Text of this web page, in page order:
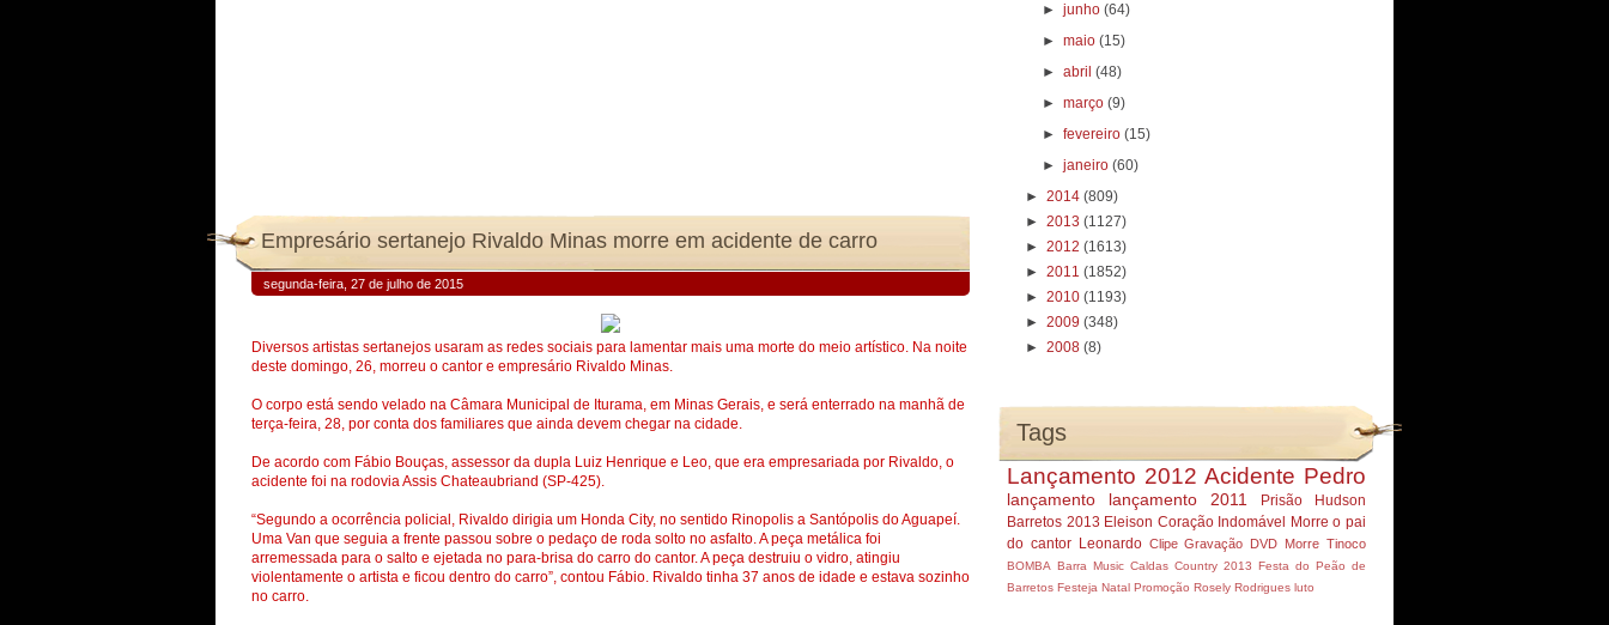
Empresário sertanejo Rivaldo Minas morre em acidente de carro
segunda-feira, 27 de julho de 2015
Diversos artistas sertanejos usaram as redes sociais para lamentar mais uma morte do meio artístico. Na noite
deste domingo, 26, morreu o cantor e empresário Rivaldo Minas.
O corpo está sendo velado na Câmara Municipal de Iturama, em Minas Gerais, e será enterrado na manhã de
terça-feira, 28, por conta dos familiares que ainda devem chegar na cidade.
De acordo com Fábio Bouças, assessor da dupla Luiz Henrique e Leo, que era empresariada por Rivaldo, o
acidente foi na rodovia Assis Chateaubriand (SP-425).
“Segundo a ocorrência policial, Rivaldo dirigia um Honda City, no sentido Rinopolis a Santópolis do Aguapeí.
Uma Van que seguia a frente passou sobre o pedaço de roda solto no asfalto. A peça metálica foi
arremessada para o salto e ejetada no para-brisa do carro do cantor. A peça destruiu o vidro, atingiu
violentamente o artista e ficou dentro do carro”, contou Fábio. Rivaldo tinha 37 anos de idade e estava sozinho
no carro.
►junho(64)
►maio(15)
►abril(48)
►março(9)
►fevereiro(15)
►janeiro(60)
► 2014 (809)
► 2013 (1127)
► 2012 (1613)
► 2011 (1852)
► 2010 (1193)
► 2009 (348)
► 2008 (8)
Tags
Lançamento 2012 Acidente Pedro
lançamento lançamento 2011
Prisão Hudson
Barretos 2013 Eleison Coração Indomável Morre o pai
do cantor Leonardo Clipe Gravação DVD Morre Tinoco
BOMBA Barra Music Caldas Country 2013 Festa do Peão de
Barretos Festeja Natal Promoção Rosely Rodrigues luto